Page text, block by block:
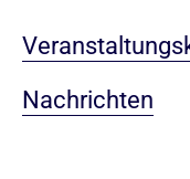
Nachrichten